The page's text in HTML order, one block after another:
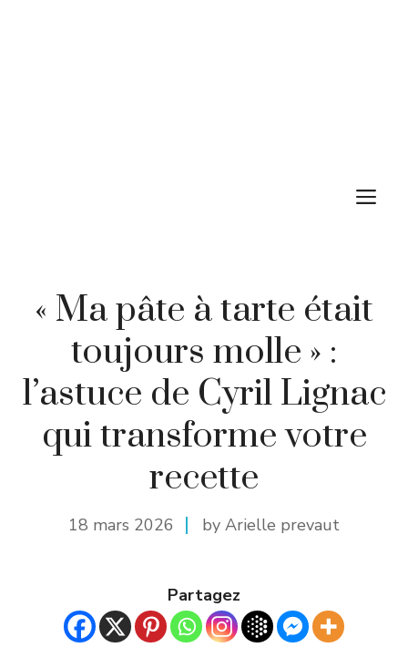
« Ma pâte à tarte était
toujours molle » :
l’astuce de Cyril Lignac
qui transforme votre
recette
18 mars 2026 by Arielle prevaut
Partagez